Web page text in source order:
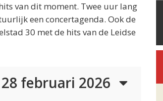
van dit moment. Twee uur lang
een concertagenda. Ook de
30 met de hits van de Leidse
28 februari 2026